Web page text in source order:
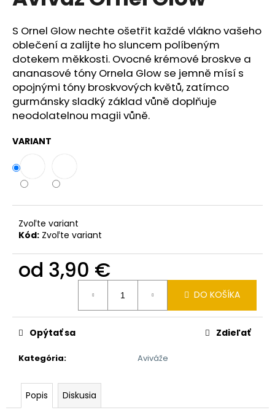
z
5
hviezdičiek.
S Ornel Glow nechte ošetřit každé vlákno vašeho
oblečení a zalijte ho sluncem políbeným
dotekem měkkosti. Ovocné krémové broskve a
ananasové tóny Ornela Glow se jemně mísí s
opojnými tóny broskvových květů, zatímco
gurmánsky sladký základ vůně doplňuje
neodolatelnou magii vůně.
VARIANT
Zvoľte variant
Kód: Zvoľte variant
od 3,90 €
DO KOŠÍKA
Kategória: Aviváže
Opýtať sa Zdieľať
Popis Diskusia
j
s
ť
?
d
p
o
r
ú
č
e
ZUBNÍ
PASTA
ZEOLIT
75